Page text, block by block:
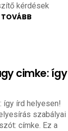
kérdések
TOVÁBB
cimke: így
így írd helyesen!
szabályai
címke. Ez a